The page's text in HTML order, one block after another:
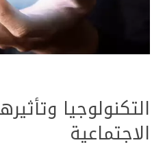
التكنولوجيا
الاجتماعية